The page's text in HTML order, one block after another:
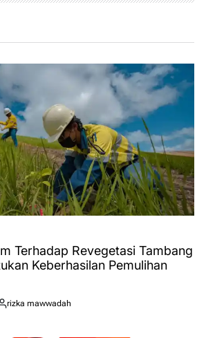
Terhadap Revegetasi Tambang
Keberhasilan Pemulihan
rizka mawwadah